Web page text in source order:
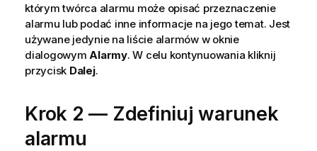
którym twórca alarmu może opisać przeznaczenie
alarmu lub podać inne informacje na jego temat. Jest
używane jedynie na liście alarmów w oknie
dialogowym Alarmy. W celu kontynuowania kliknij
przycisk Dalej.
Krok 2 — Zdefiniuj warunek
alarmu